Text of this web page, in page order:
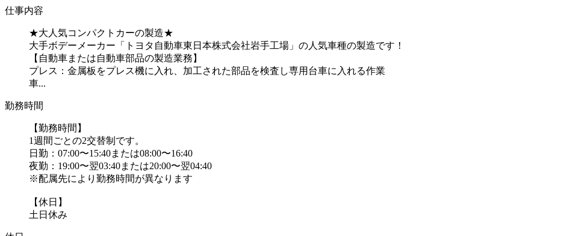
仕事内容
★大人気コンパクトカーの製造★
大手ボデーメーカー「トヨタ自動車東日本株式会社岩手工場」の人気車種の製造です！
【自動車または自動車部品の製造業務】
プレス：金属板をプレス機に入れ、加工された部品を検査し専用台車に入れる作業
車...
勤務時間
【勤務時間】
1週間ごとの2交替制です。
日勤：07:00〜15:40または08:00〜16:40
夜勤：19:00〜翌03:40または20:00〜翌04:40
※配属先により勤務時間が異なります
【休日】
土日休み